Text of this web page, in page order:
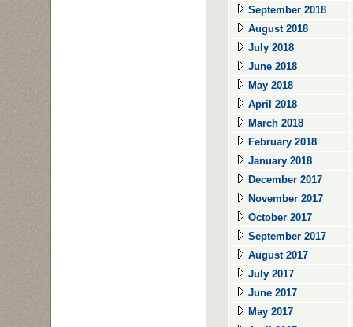
September 2018
August 2018
July 2018
June 2018
May 2018
April 2018
March 2018
February 2018
January 2018
December 2017
November 2017
October 2017
September 2017
August 2017
July 2017
June 2017
May 2017